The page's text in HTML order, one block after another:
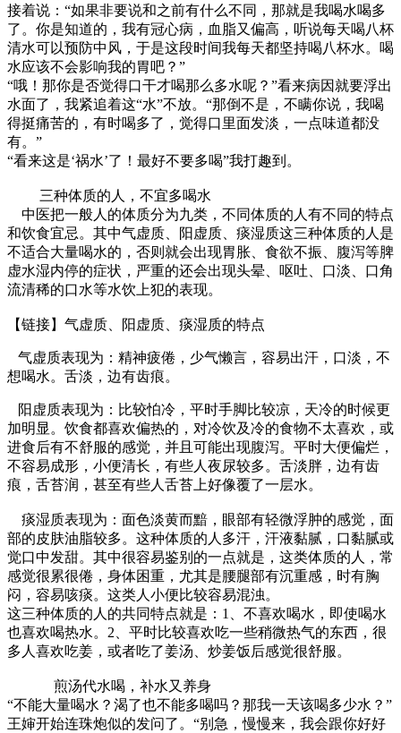
接着说：“如果非要说和之前有什么不同，那就是我喝水喝多
了。你是知道的，我有冠心病，血脂又偏高，听说每天喝八杯
清水可以预防中风，于是这段时间我每天都坚持喝八杯水。喝
水应该不会影响我的胃吧？”
“哦！那你是否觉得口干才喝那么多水呢？”看来病因就要浮出
水面了，我紧追着这“水”不放。“那倒不是，不瞒你说，我喝
得挺痛苦的，有时喝多了，觉得口里面发淡，一点味道都没
有。”
“看来这是‘祸水’了！最好不要多喝”我打趣到。
三种体质的人，不宜多喝水
中医把一般人的体质分为九类，不同体质的人有不同的特点
和饮食宜忌。其中气虚质、阳虚质、痰湿质这三种体质的人是
不适合大量喝水的，否则就会出现胃胀、食欲不振、腹泻等脾
虚水湿内停的症状，严重的还会出现头晕、呕吐、口淡、口角
流清稀的口水等水饮上犯的表现。
【链接】气虚质、阳虚质、痰湿质的特点
气虚质表现为：精神疲倦，少气懒言，容易出汗，口淡，不
想喝水。舌淡，边有齿痕。
阳虚质表现为：比较怕冷，平时手脚比较凉，天冷的时候更
加明显。饮食都喜欢偏热的，对冷饮及冷的食物不太喜欢，或
进食后有不舒服的感觉，并且可能出现腹泻。平时大便偏烂，
不容易成形，小便清长，有些人夜尿较多。舌淡胖，边有齿
痕，舌苔润，甚至有些人舌苔上好像覆了一层水。
痰湿质表现为：面色淡黄而黯，眼部有轻微浮肿的感觉，面
部的皮肤油脂较多。这种体质的人多汗，汗液黏腻，口黏腻或
觉口中发甜。其中很容易鉴别的一点就是，这类体质的人，常
感觉很累很倦，身体困重，尤其是腰腿部有沉重感，时有胸
闷，容易咳痰。这类人小便比较容易混浊。
这三种体质的人的共同特点就是：1、不喜欢喝水，即使喝水
也喜欢喝热水。2、平时比较喜欢吃一些稍微热气的东西，很
多人喜欢吃姜，或者吃了姜汤、炒姜饭后感觉很舒服。
煎汤代水喝，补水又养身
“不能大量喝水？渴了也不能多喝吗？那我一天该喝多少水？”
王婶开始连珠炮似的发问了。“别急，慢慢来，我会跟你好好